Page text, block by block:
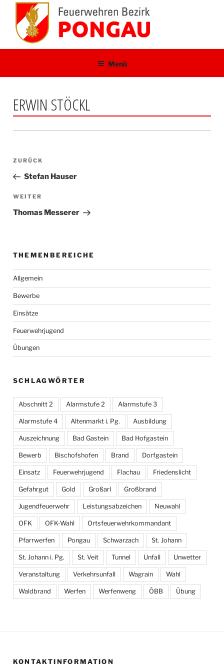
springen
Menü
ERWIN STÖCKL
Beitragsnavigation
Vorheriger
Beitrag
ZURÜCK
Stefan Hauser
Nächster
Beitrag
WEITER
Thomas Messerer
THEMENBEREICHE
Allgemein
Bewerbe
Einsätze
Feuerwehrjugend
Übungen
SCHLAGWÖRTER
Abschnitt 2 Alarmstufe 2 Alarmstufe 3
Alarmstufe 4 Altenmarkt i. Pg. Ausbildung
Auszeichnung Bad Gastein Bad Hofgastein
Bewerb Bischofshofen Brand Dorfgastein
Einsatz Feuerwehrjugend Flachau Friedenslicht
Gefahrgut Gold Großarl Großbrand
Jugendfeuerwehr Leistungsabzeichen Neuwahl
OFK OFK-Wahl Ortsfeuerwehrkommandant
Pfarrwerfen Pongau Schwarzach St. Johann
St. Johann i. Pg. St. Veit Tunnel Unfall Unwetter
Veranstaltung Verkehrsunfall Wagrain Wahl
Waldbrand Werfen Werfenweng ÖBB Übung
KONTAKTINFORMATION